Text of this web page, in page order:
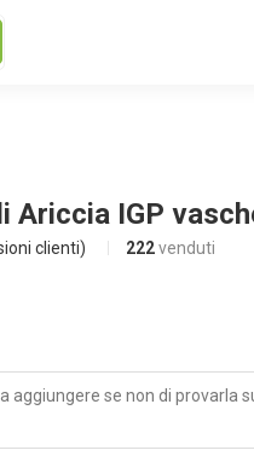
Ariccia IGP
clienti) 222 venduti
aggiungere se non di provarla